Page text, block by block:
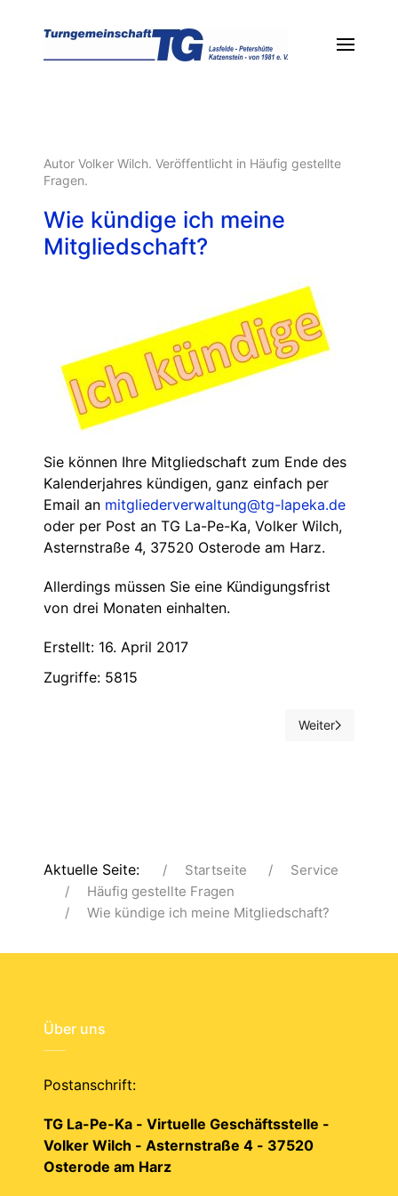
Autor Volker Wilch. Veröffentlicht in Häufig gestellte
Fragen.
Wie kündige ich meine
Mitgliedschaft?
Sie können Ihre Mitgliedschaft zum Ende des
Kalenderjahres kündigen, ganz einfach per
Email an mitgliederverwaltung@tg-lapeka.de
oder per Post an TG La-Pe-Ka, Volker Wilch,
Asternstraße 4, 37520 Osterode am Harz.
Allerdings müssen Sie eine Kündigungsfrist
von drei Monaten einhalten.
Erstellt: 16. April 2017
Zugriffe: 5815
Nächster
Weiter
Aktuelle Seite: Startseite
Service
Häufig gestellte Fragen
Wie kündige ich meine Mitgliedschaft?
Über uns
Postanschrift:
TG La-Pe-Ka - Virtuelle Geschäftsstelle -
Volker Wilch - Asternstraße 4 - 37520
Osterode am Harz